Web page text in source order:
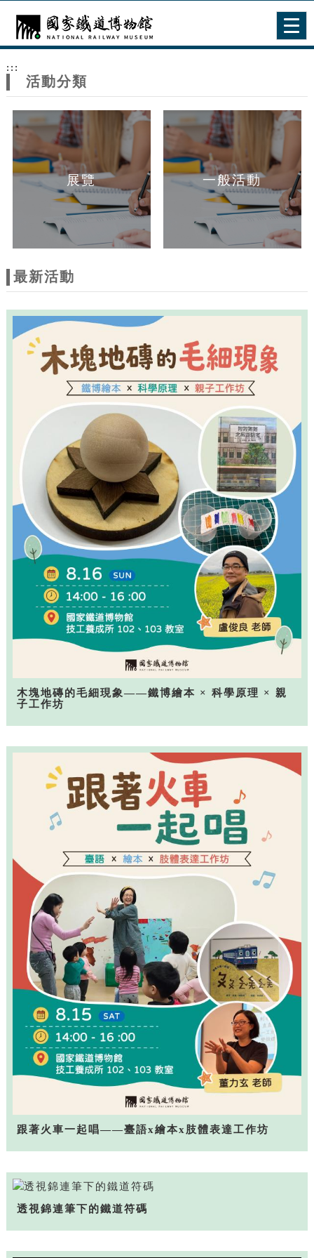
網
站
主
題
:::
活動分類
展覽 一般活動
最新活動
木塊地磚的毛細現象——鐵博繪本 × 科學原理 × 親
子工作坊
跟著火車一起唱——臺語x繪本x肢體表達工作坊
透視錦連筆下的鐵道符碼